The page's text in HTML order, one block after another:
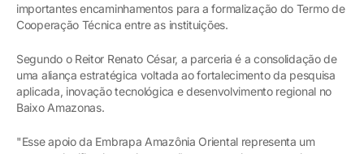
importantes encaminhamentos para a formalização do Termo de
Cooperação Técnica entre as instituições.
Segundo o Reitor Renato César, a parceria é a consolidação de
uma aliança estratégica voltada ao fortalecimento da pesquisa
aplicada, inovação tecnológica e desenvolvimento regional no
Baixo Amazonas.
"Esse apoio da Embrapa Amazônia Oriental representa um